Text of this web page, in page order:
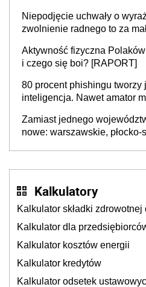
Niepodjęcie uchwały o
zwolnienie radnego to za
sprawy
Aktywność fizyczna
i czego się boi? [RAPORT]
80 procent phishingu tworzy
inteligencja. Nawet amator
Zamiast jednego
nowe: warszawskie,
Kalkulatory
Kalkulator składki
Kalkulator dla
Kalkulator kosztów energii
Kalkulator kredytów
Kalkulator odsetek